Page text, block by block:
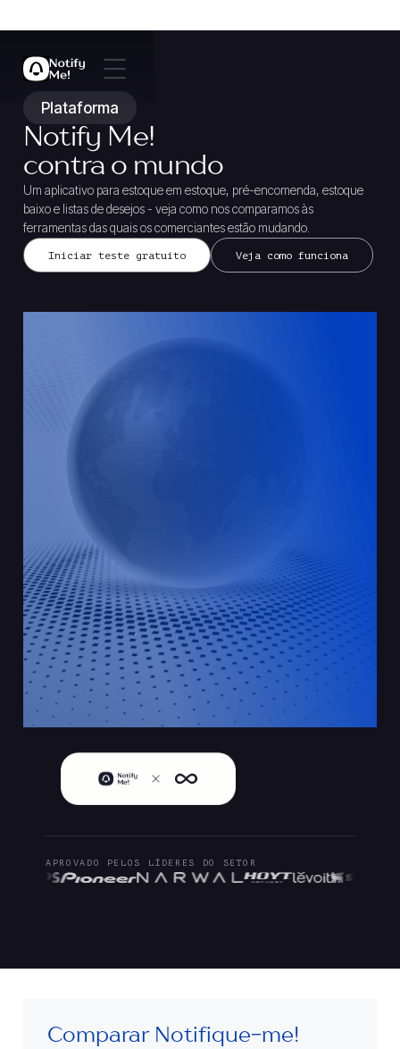
Plataforma
Notify Me!
contra o mundo
Um aplicativo para estoque em estoque, pré-encomenda, estoque
baixo e listas de desejos - veja como nos comparamos às
ferramentas das quais os comerciantes estão mudando.
Iniciar teste gratuito Veja como funciona
APROVADO PELOS LÍDERES DO SETOR
Comparar Notifique-me!